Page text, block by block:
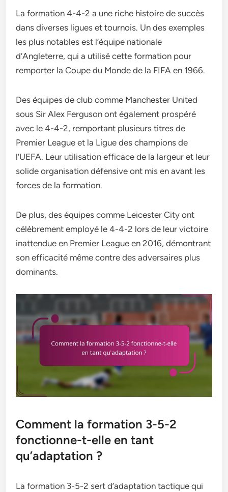
La formation 4-4-2 a une riche histoire de succès
dans diverses ligues et tournois. Un des exemples
les plus notables est l’équipe nationale
d’Angleterre, qui a utilisé cette formation pour
remporter la Coupe du Monde de la FIFA en 1966.
Des équipes de club comme Manchester United
sous Sir Alex Ferguson ont également prospéré
avec le 4-4-2, remportant plusieurs titres de
Premier League et la Ligue des champions de
l’UEFA. Leur utilisation efficace de la largeur et leur
solide organisation défensive ont mis en avant les
forces de la formation.
De plus, des équipes comme Leicester City ont
célèbrement employé le 4-4-2 lors de leur victoire
inattendue en Premier League en 2016, démontrant
son efficacité même contre des adversaires plus
dominants.
Comment la formation 3-5-2
fonctionne-t-elle en tant
qu’adaptation ?
La formation 3-5-2 sert d’adaptation tactique qui